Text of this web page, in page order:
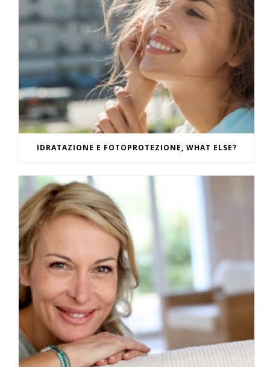
IDRATAZIONE E FOTOPROTEZIONE, WHAT ELSE?